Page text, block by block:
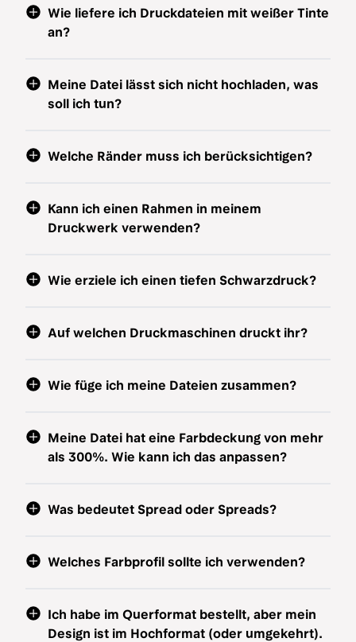
Wie liefere ich Druckdateien mit weißer Tinte
an?
Meine Datei lässt sich nicht hochladen, was
soll ich tun?
Welche Ränder muss ich berücksichtigen?
Kann ich einen Rahmen in meinem
Druckwerk verwenden?
Wie erziele ich einen tiefen Schwarzdruck?
Auf welchen Druckmaschinen druckt ihr?
Wie füge ich meine Dateien zusammen?
Meine Datei hat eine Farbdeckung von mehr
als 300%. Wie kann ich das anpassen?
Was bedeutet Spread oder Spreads?
Welches Farbprofil sollte ich verwenden?
Ich habe im Querformat bestellt, aber mein
Design ist im Hochformat (oder umgekehrt).